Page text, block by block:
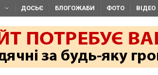
ДОСЬЄ БЛОГОЖАБИ ФОТО ВІДЕО